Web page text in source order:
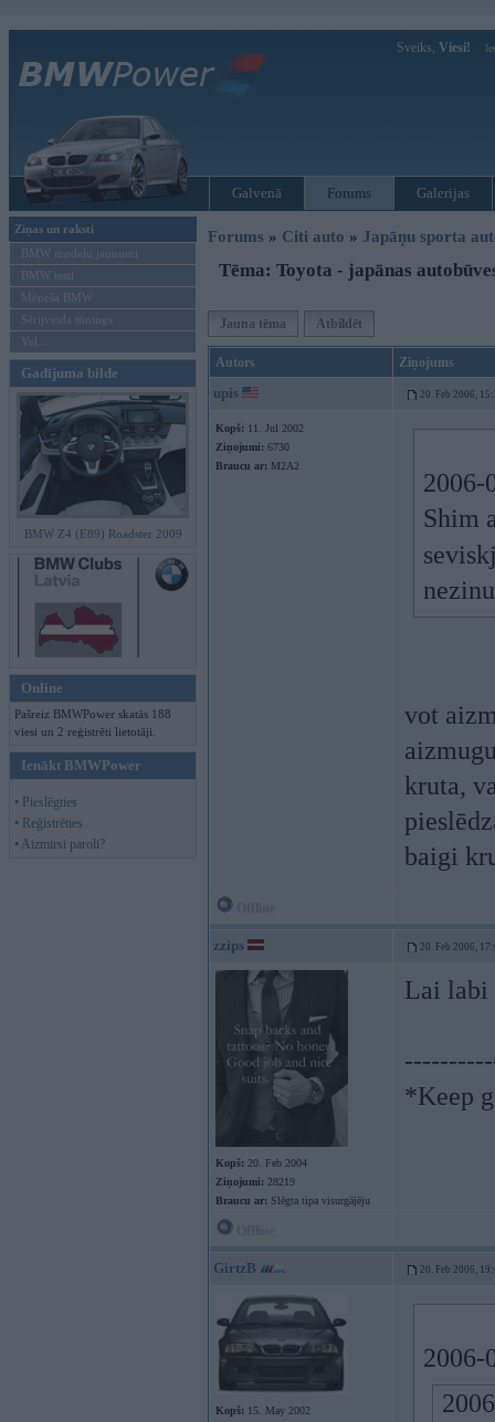
Sveiks, Viesi!
Galvenā Forums Galerijas
Ziņas un raksti
BMW modeļu jaunumi
BMW testi
Mēneša BMW
Sērijveida tūnings
Vel...
Gadījuma bilde
BMW Z4 (E89) Roadster 2009
Online
Pašreiz BMWPower skatās 188
viesi un 2 reģistrēti lietotāji.
Ienākt BMWPower
• Pieslēgties
• Reģistrēties
• Aizmirsi paroli?
Forums » Citi auto » Japāņu sporta
Tēma: Toyota - japānas
Jauna tēma Atbildēt
Autors Ziņojums
upis 20. Feb 2006,
Kopš: 11. Jul 2002
Ziņojumi: 6730
Braucu ar: M2A2
2006-
Shim
vot
kruta,
baigi
zzips 20. Feb 2006,
Kopš: 20. Feb 2004
Ziņojumi: 28219
Braucu ar: Slēgta tipa visurgājēju
Lai
*Keep
GirtzB 20. Feb 2006,
Kopš: 15. May 2002
2006-